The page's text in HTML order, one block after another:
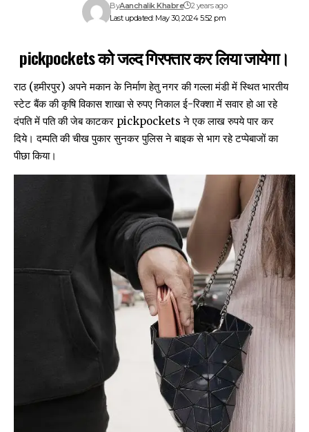
Last updated: May 30, 2024 5:52 pm
ByAanchalik Khabre 2 years ago
pickpockets को जल्द गिरफ्तार कर लिया जायेगा।
राठ (हमीरपुर) अपने मकान के निर्माण हेतु नगर की गल्ला मंडी में स्थित भारतीय
स्टेट बैंक की कृषि विकास शाखा से रुपए निकाल ई-रिक्शा में सवार हो आ रहे
दंपति में पति की जेब काटकर pickpockets ने एक लाख रुपये पार कर
दिये। दम्पति की चीख पुकार सुनकर पुलिस ने बाइक से भाग रहे टप्पेबाजों का
पीछा किया।